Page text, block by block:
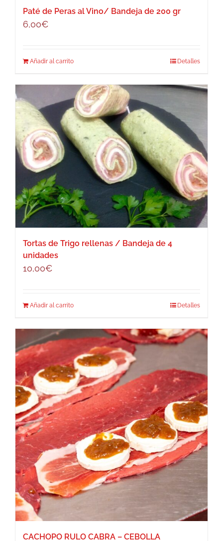
Paté de Peras al Vino/ Bandeja de 200 gr
6,00€
Añadir al carrito Detalles
Tortas de Trigo rellenas / Bandeja de 4
unidades
10,00€
Añadir al carrito Detalles
CACHOPO RULO CABRA – CEBOLLA